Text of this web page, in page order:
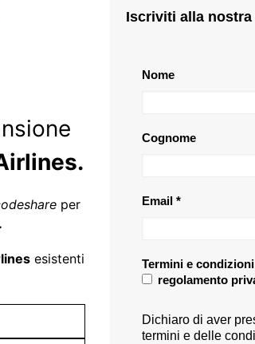
per
esistenti
Iscriviti alla nostra
Nome
Cognome
Email *
Termini e condizioni
regolamento
Dichiaro di aver
termini e delle